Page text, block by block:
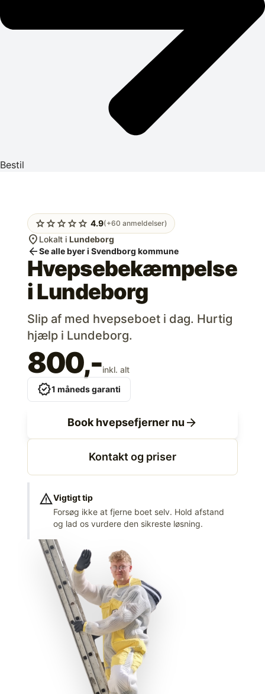
Bestil
starstarstarstarstar 4.9(+60 anmeldelser)
location_on Lokalt i Lundeborg
arrow_backSe alle byer i Svendborg kommune
Hvepsebekæmpelse
iLundeborg
Slip af med hvepseboet i dag. Hurtig
hjælp i Lundeborg.
800,-inkl. alt
verified1 måneds garanti
Book hvepsefjerner nu arrow_forward
Kontakt og priser
warningVigtigt tip
Forsøg ikke at fjerne boet selv. Hold afstand
og lad os vurdere den sikreste løsning.